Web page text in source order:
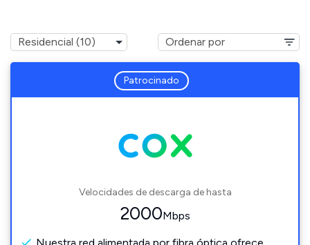
Patrocinado
Velocidades de descarga de hasta
2000Mbps